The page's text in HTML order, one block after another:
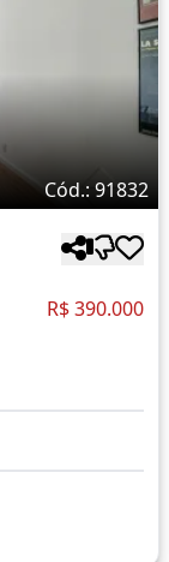
Cód.: 91832
R$ 390.000